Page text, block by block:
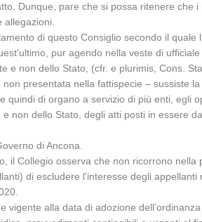
Dunque, pare che si possa ritenere che
di questo Consiglio secondo il quale
pur agendo nella veste di
e non dello Stato, (cfr. e plurimis, Cons.
presentata nella fattispecie – sussiste
quindi di organo a servizio di più enti, egli
non dello Stato, degli atti posti in essere
di Ancona.
il Collegio osserva che non ricorrono nella
di escludere l’interesse degli appellanti
alla data di adozione